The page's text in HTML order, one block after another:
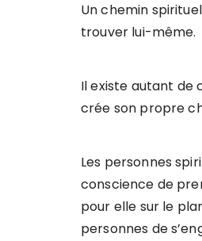
Un chemin
trouver lui-même.
Il existe autant de
crée son propre
Les personnes
conscience de
pour elle sur le
personnes de